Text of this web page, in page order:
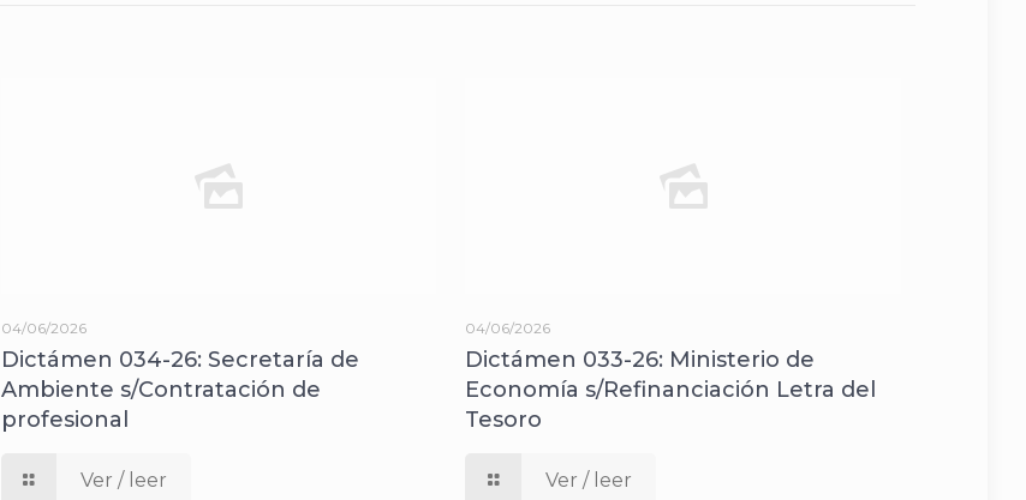
04/06/2026
Dictámen 034-26: Secretaría de
Ambiente s/Contratación de
profesional
Ver / leer
04/06/2026
Dictámen 033-26: Ministerio de
Economía s/Refinanciación Letra del
Tesoro
Ver / leer